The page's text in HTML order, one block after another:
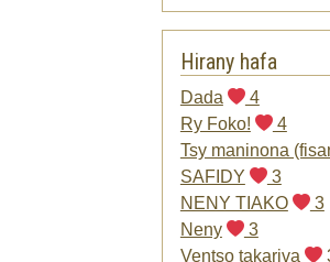
Hirany hafa
Dada
4
Ry Foko!
4
Tsy maninona
SAFIDY
3
NENY TIAKO
3
Neny
3
Ventso takariva